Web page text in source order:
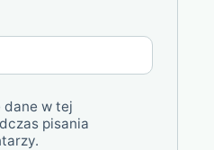
dane w tej
pisania